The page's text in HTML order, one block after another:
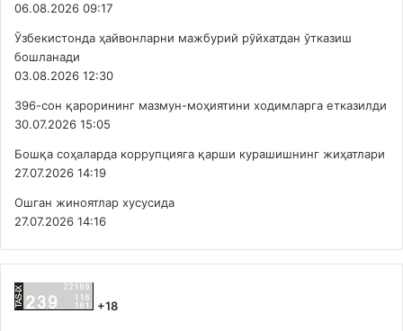
06.08.2026 09:17
Ўзбекистонда ҳайвонларни мажбурий рўйхатдан ўтказиш
бошланади
03.08.2026 12:30
396-сон қарорининг мазмун-моҳиятини ходимларга етказилди
30.07.2026 15:05
Бошқа соҳаларда коррупцияга қарши курашишнинг жиҳатлари
27.07.2026 14:19
Ошган жиноятлар хусусида
27.07.2026 14:16
+18